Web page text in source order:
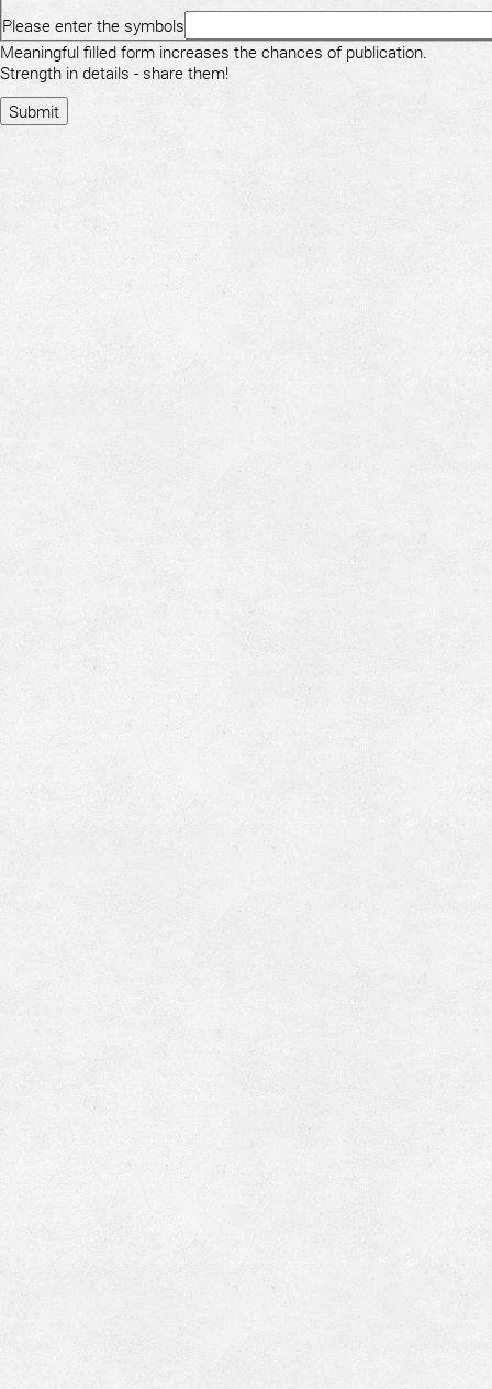
Please enter the symbols
Meaningful filled form increases the chances of publication.
Strength in details - share them!